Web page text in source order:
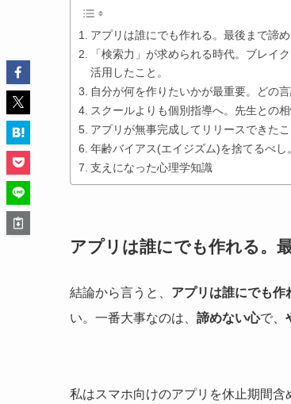
アプリは誰にでも作れる。最後まで諦め
「検索力」が求められる時代。ブレイ
活用したこと。
自分が何を作りたいかが最重要。どの
スクールよりも個別指導へ。先生との相
アプリが無事完成してリリースできた
年齢バイアス(エイジズム)を捨てるべし
支えになった心理学知識
アプリは誰にでも作れる。
結論から言うと、 アプリは誰にでも作
い。一番大事なのは、 諦めない心で、
私はスマホ向けのアプリを休止期間